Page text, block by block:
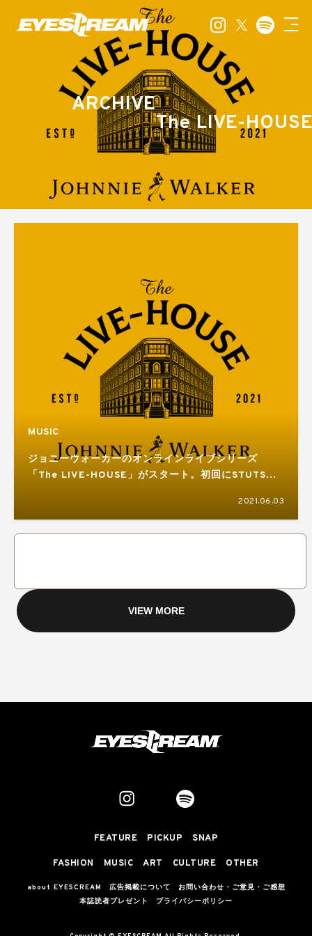
ARCHIVE
The LIVE-
MUSIC
ジョニーウォーカーのオンラインライブシリーズ
「The LIVE-HOUSE」がスタート。初回にSTUTSと
2021.06.03
VIEW MORE
FEATURE PICKUP SNAP
FASHION MUSIC ART CULTURE OTHER
about EYESCREAM 広告掲載について
お問い合わせ・ご意見・ご感想
本誌読者プレゼント
プライバシーポリシー